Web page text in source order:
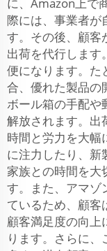
際には、事業者が
す。その後、顧客
出荷を代行します
便になります。た
合、優れた製品の
ボール箱の手配や
解放されます。出
時間と労力を大幅
に注力したり、新
家族との時間を大
す。また、アマゾ
ているため、顧客
顧客満足度の向上
ります。さらに、